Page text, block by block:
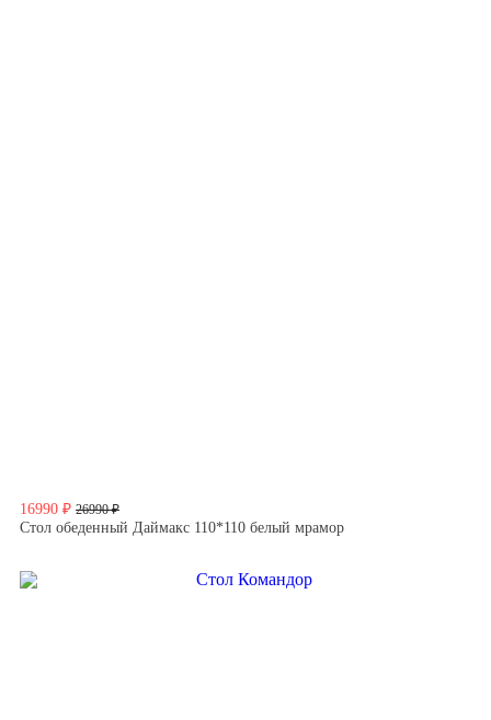
16990 ₽ 26990 ₽
Стол обеденный Даймакс 110*110 белый мрамор